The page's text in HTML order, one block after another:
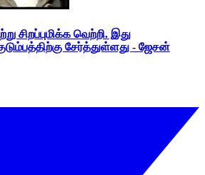
சிறப்புமிக்க வெற்றி. இது
சேர்த்துள்ளது - ஜேசன்